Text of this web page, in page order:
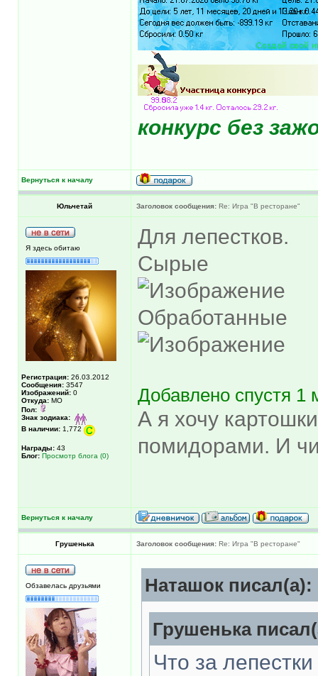
конкурс без
Вернуться к началу
Юльчетай Заголовок сообщения: Re: Игра "В ресторане"
Я здесь обитаю
Регистрация: 26.03.2012
Сообщения: 3547
Изображений: 0
Откуда: МО
Пол:
Знак зодиака:
В наличии: 1,772
Награды: 43
Блог: Просмотр блога (0)
Для лепестков.
Сырые
Обработанные
Добавлено спустя 1
А я хочу
помидорами. И
Вернуться к началу
Грушенька Заголовок сообщения: Re: Игра "В ресторане"
Обзавелась друзьями Наташок писал(а):
Грушенька
Что за